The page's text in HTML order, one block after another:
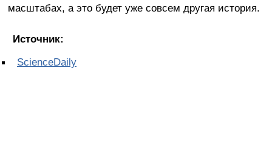
масштабах, а это будет уже совсем другая история.
Источник:
ScienceDaily